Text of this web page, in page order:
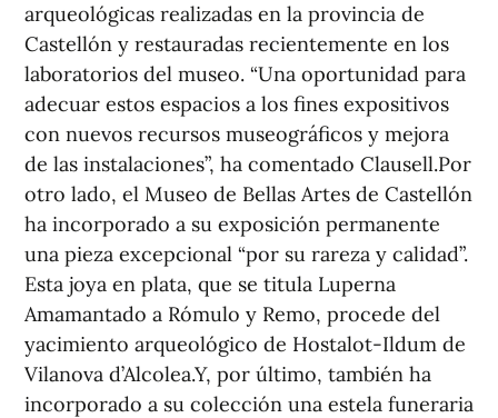
arqueológicas realizadas en la provincia de
Castellón y restauradas recientemente en los
laboratorios del museo. “Una oportunidad para
adecuar estos espacios a los fines expositivos
con nuevos recursos museográficos y mejora
de las instalaciones”, ha comentado Clausell.Por
otro lado, el Museo de Bellas Artes de Castellón
ha incorporado a su exposición permanente
una pieza excepcional “por su rareza y calidad”.
Esta joya en plata, que se titula Luperna
Amamantado a Rómulo y Remo, procede del
yacimiento arqueológico de Hostalot-Ildum de
Vilanova d’Alcolea.Y, por último, también ha
incorporado a su colección una estela funeraria